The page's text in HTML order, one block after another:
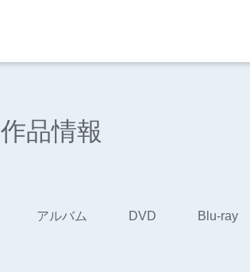
作品情報
アルバム DVD Blu-ray